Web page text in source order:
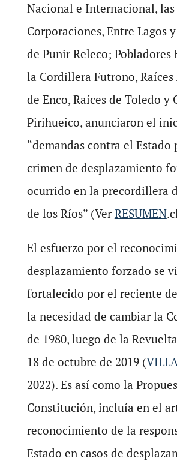
Nacional e Internacional, las
Corporaciones, Entre Lagos
de Punir Releco; Pobladores
la Cordillera Futrono, Raíces
de Enco, Raíces de Toledo y
Pirihueico, anunciaron el
“demandas contra el Estado
crimen de desplazamiento
ocurrido en la precordillera
de los Ríos” (VerRESUMEN
El esfuerzo por el
desplazamiento forzado se
fortalecido por el reciente
la necesidad de cambiar la
de 1980, luego de la
18 de octubre de 2019 (
2022). Es así como la
Constitución, incluía en el
reconocimiento de la
Estado en casos de